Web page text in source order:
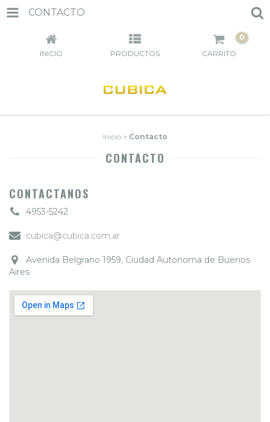
CONTACTO
INICIO PRODUCTOS CARRITO
0
Inicio > Contacto
CONTACTO
CONTACTANOS
4953-5242
cubica@cubica.com.ar
Avenida Belgrano 1959, Ciudad Autonoma de Buenos
Aires